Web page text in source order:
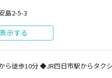
島2-5-3
示する
ら徒歩10分 ◆JR四日市駅からタク